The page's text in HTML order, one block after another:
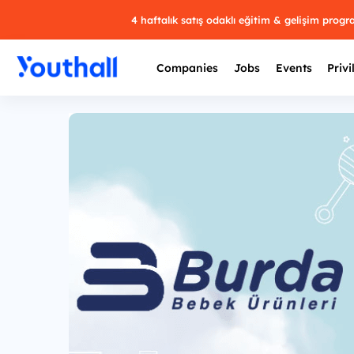
4 haftalık satış odaklı eğitim & gelişim
Companies Jobs Events